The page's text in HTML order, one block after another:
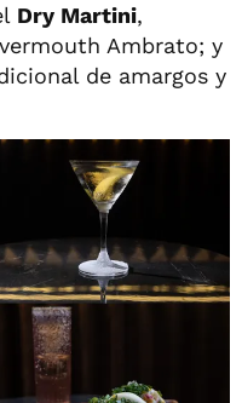
Dry Martini,
Ambrato; y
de amargos y